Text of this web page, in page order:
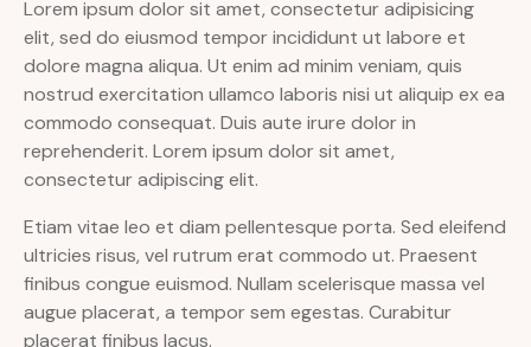
Lorem ipsum dolor sit amet, consectetur adipisicing
elit, sed do eiusmod tempor incididunt ut labore et
dolore magna aliqua. Ut enim ad minim veniam, quis
nostrud exercitation ullamco laboris nisi ut aliquip ex ea
commodo consequat. Duis aute irure dolor in
reprehenderit. Lorem ipsum dolor sit amet,
consectetur adipiscing elit.
Etiam vitae leo et diam pellentesque porta. Sed eleifend
ultricies risus, vel rutrum erat commodo ut. Praesent
finibus congue euismod. Nullam scelerisque massa vel
augue placerat, a tempor sem egestas. Curabitur
placerat finibus lacus.